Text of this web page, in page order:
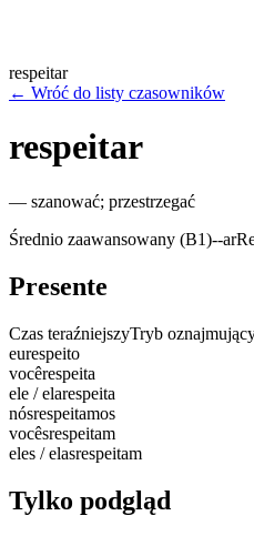
respeitar
← Wróć do listy czasowników
respeitar
— szanować; przestrzegać
Średnio zaawansowany (B1)--ar
Presente
Czas teraźniejszyTryb
eurespeito
vocêrespeita
ele / elarespeita
nósrespeitamos
vocêsrespeitam
eles / elasrespeitam
Tylko podgląd